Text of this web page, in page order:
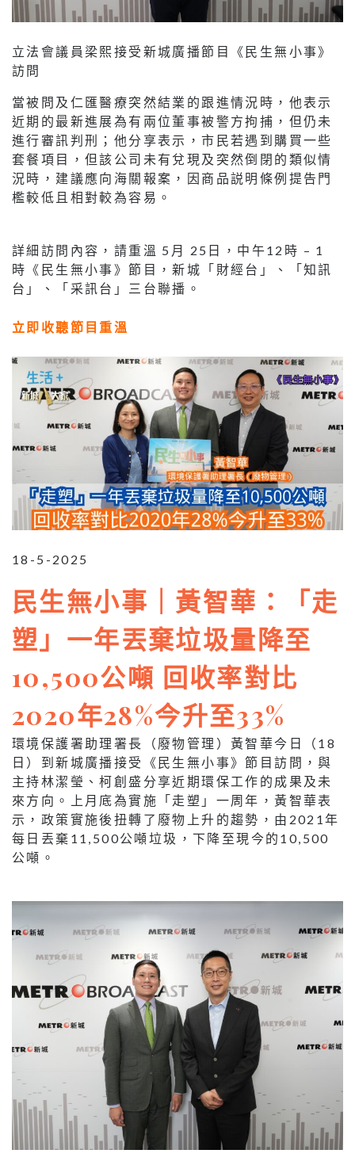
立法會議員梁熙接受新城廣播節目《民生無小事》
訪問
當被問及仁匯醫療突然結業的跟進情況時，他表示
近期的最新進展為有兩位董事被警方拘捕，但仍未
進行審訊判刑；他分享表示，市民若遇到購買一些
套餐項目，但該公司未有兌現及突然倒閉的類似情
況時，建議應向海關報案，因商品説明條例提告門
檻較低且相對較為容易。
詳細訪問內容，請重溫 5月 25日，中午12時 – 1
時《民生無小事》節目，新城「財經台」、「知訊
台」、「采訊台」三台聯播。
立即收聽節目重溫
18-5-2025
民生無小事｜黃智華：「走
塑」一年丟棄垃圾量降至
10,500公噸 回收率對比
2020年28%今升至33%
環境保護署助理署長（廢物管理）黃智華今日（18
日）到新城廣播接受《民生無小事》節目訪問，與
主持林潔瑩、柯創盛分享近期環保工作的成果及未
來方向。上月底為實施「走塑」一周年，黃智華表
示，政策實施後扭轉了廢物上升的趨勢，由2021年
每日丟棄11,500公噸垃圾，下降至現今的10,500
公噸。